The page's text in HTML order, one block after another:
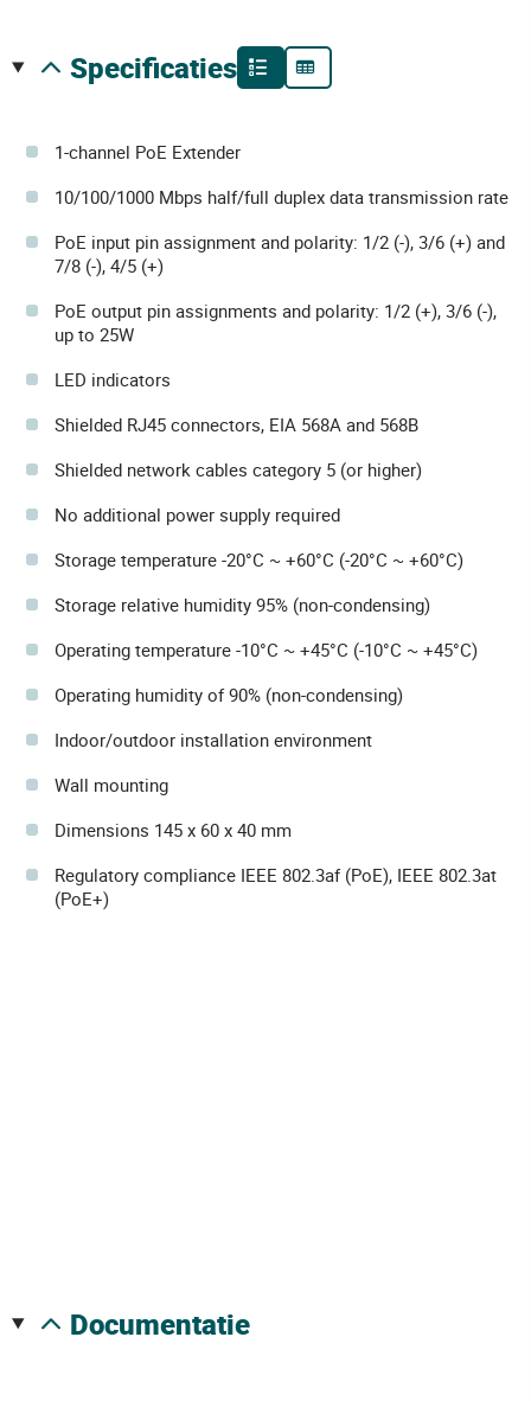
specificaties
1-channel PoE Extender
10/100/1000 Mbps half/full duplex data transmission rate
PoE input pin assignment and polarity: 1/2 (-), 3/6 (+) and
7/8 (-), 4/5 (+)
PoE output pin assignments and polarity: 1/2 (+), 3/6 (-),
up to 25W
LED indicators
Shielded RJ45 connectors, EIA 568A and 568B
Shielded network cables category 5 (or higher)
No additional power supply required
Storage temperature -20°C ~ +60°C (-20°C ~ +60°C)
Storage relative humidity 95% (non-condensing)
Operating temperature -10°C ~ +45°C (-10°C ~ +45°C)
Operating humidity of 90% (non-condensing)
Indoor/outdoor installation environment
Wall mounting
Dimensions 145 x 60 x 40 mm
Regulatory compliance IEEE 802.3af (PoE), IEEE 802.3at
(PoE+)
documentatie